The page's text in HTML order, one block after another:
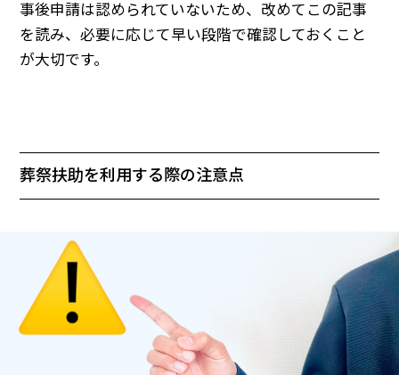
事後申請は認められていないため、改めてこの記事
を読み、必要に応じて早い段階で確認しておくこと
が大切です。
葬祭扶助を利用する際の注意点